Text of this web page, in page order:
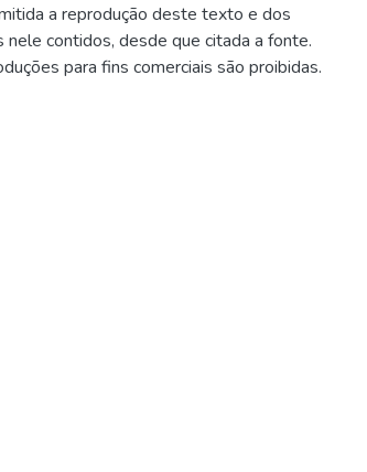
a reprodução deste texto e dos
nele contidos, desde que citada a fonte.
para fins comerciais são proibidas.